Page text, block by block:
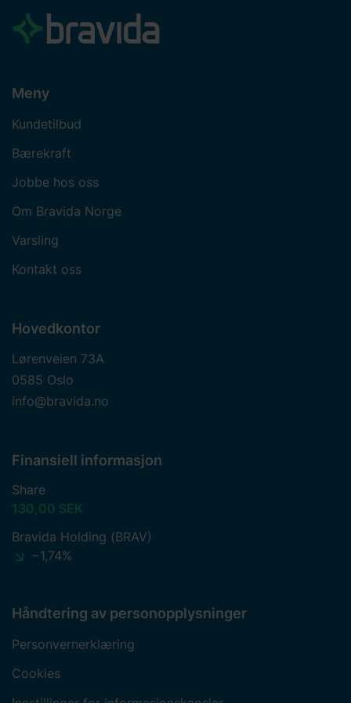
Meny
Kundetilbud
Bærekraft
Jobbe hos oss
Om Bravida Norge
Varsling
Kontakt oss
Hovedkontor
Lørenveien 73A
0585 Oslo
info@bravida.no
Finansiell informasjon
Share
130,00 SEK
Bravida Holding (BRAV)
−1,74%
Håndtering av personopplysninger
Personvernerklæring
Cookies